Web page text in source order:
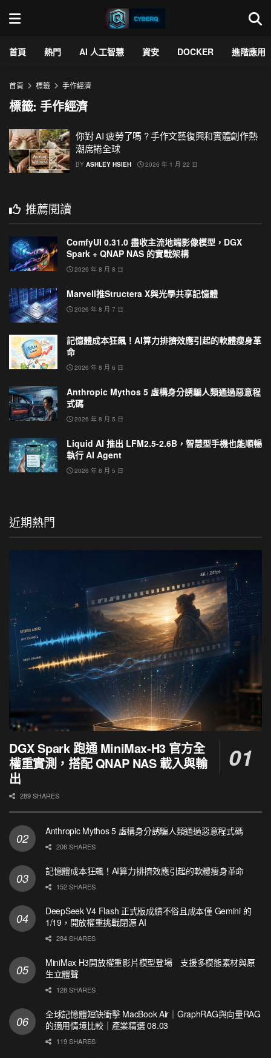
首頁 熱門 AI 人工智慧 資安 DOCKER 進階應用
首頁 標籤 手作經濟
標籤: 手作經濟
你對 AI 疲勞了嗎 ? 手作文藝復興和實體創作熱
潮席捲全球
BY ASHLEY HSIEH 2026 年 1 月 22 日
推薦閱讀
ComfyUI 0.31.0 盡收主流地端影像模型，DGX
Spark + QNAP NAS 的實戰架構
2026 年 8 月 8 日
Marvell推Structera X與光學共享記憶體
2026 年 8 月 7 日
記憶體成本狂飆！AI算力排擠效應引起的軟體瘦身革
命
2026 年 8 月 6 日
Anthropic Mythos 5 虛構身分誘騙人類通過惡意程
式碼
2026 年 8 月 5 日
Liquid AI 推出 LFM2.5-2.6B，智慧型手機也能順暢
執行 AI Agent
2026 年 8 月 5 日
近期熱門
DGX Spark 跑通 MiniMax-H3 官方全
權重實測，搭配 QNAP NAS 載入與輸
出
289 SHARES
Anthropic Mythos 5 虛構身分誘騙人類通過惡意程式碼
206 SHARES
記憶體成本狂飆！AI算力排擠效應引起的軟體瘦身革命
152 SHARES
DeepSeek V4 Flash 正式版成績不俗且成本僅 Gemini 的
1/19，開放權重挑戰閉源 AI
284 SHARES
MiniMax H3開放權重影片模型登場 支援多模態素材與原
生立體聲
128 SHARES
全球記憶體短缺衝擊 MacBook Air｜GraphRAG與向量RAG
的適用情境比較｜產業精選 08.03
119 SHARES